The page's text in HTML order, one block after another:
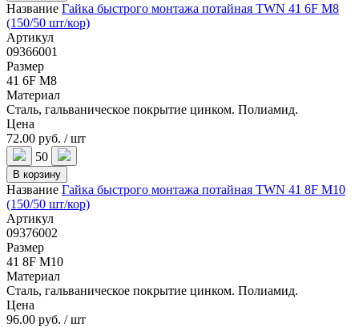
Название Гайка быстрого монтажа потайная TWN 41 6F M8
(150/50 шт/кор)
Артикул
09366001
Размер
41 6F M8
Материал
Сталь, гальваническое покрытие цинком. Полиамид.
Цена
72.00 руб. / шт
50
В корзину
Название Гайка быстрого монтажа потайная TWN 41 8F M10
(150/50 шт/кор)
Артикул
09376002
Размер
41 8F M10
Материал
Сталь, гальваническое покрытие цинком. Полиамид.
Цена
96.00 руб. / шт